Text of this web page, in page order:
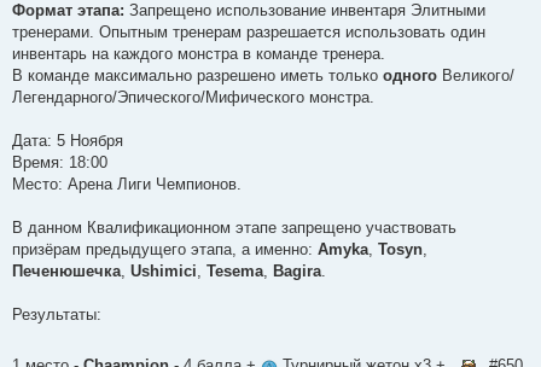
Формат этапа: Запрещено использование инвентаря Элитными
тренерами. Опытным тренерам разрешается использовать один
инвентарь на каждого монстра в команде тренера.
В команде максимально разрешено иметь только одного Великого/
Легендарного/Эпического/Мифического монстра.
Дата: 5 Ноября
Время: 18:00
Место: Арена Лиги Чемпионов.
В данном Квалификационном этапе запрещено участвовать
призёрам предыдущего этапа, а именно: Amyka, Tosyn,
Печенюшечка, Ushimici, Tesema, Bagira.
Результаты: